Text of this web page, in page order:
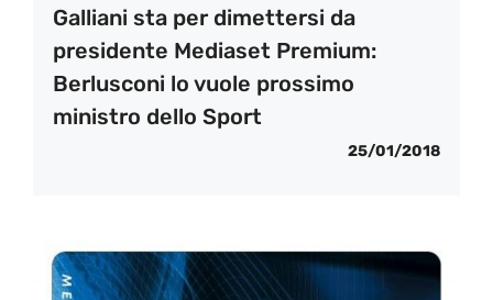
Galliani sta per dimettersi da
presidente Mediaset Premium:
Berlusconi lo vuole prossimo
ministro dello Sport
25/01/2018